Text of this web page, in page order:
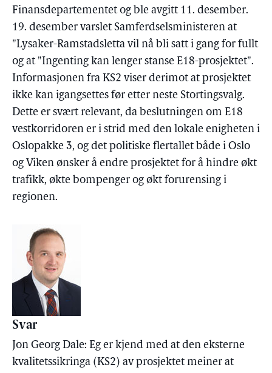
Finansdepartementet og ble avgitt 11. desember.
19. desember varslet Samferdselsministeren at
"Lysaker-Ramstadsletta vil nå bli satt i gang for fullt
og at "Ingenting kan lenger stanse E18-prosjektet".
Informasjonen fra KS2 viser derimot at prosjektet
ikke kan igangsettes før etter neste Stortingsvalg.
Dette er svært relevant, da beslutningen om E18
vestkorridoren er i strid med den lokale enigheten i
Oslopakke 3, og det politiske flertallet både i Oslo
og Viken ønsker å endre prosjektet for å hindre økt
trafikk, økte bompenger og økt forurensing i
regionen.
Svar
Jon Georg Dale: Eg er kjend med at den eksterne
kvalitetssikringa (KS2) av prosjektet meiner at